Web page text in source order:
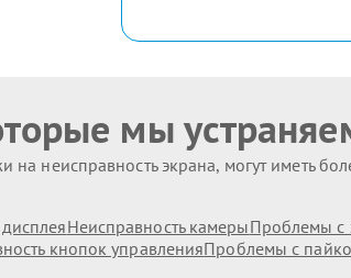
мы
неисправность экрана, могут иметь
Неисправность камерыПроблемы с
кнопок управленияПроблемы с